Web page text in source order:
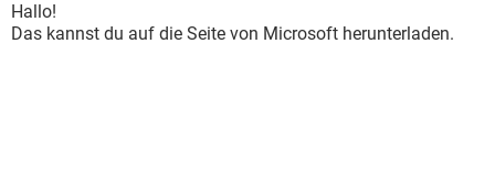
Hallo!
Das kannst du auf die Seite von Microsoft herunterladen.